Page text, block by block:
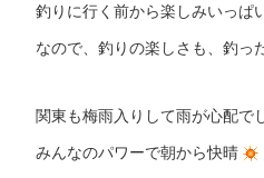
釣りに行く前から楽しみいっぱ
なので、釣りの楽しさも、釣っ
関東も梅雨入りして雨が心配で
みんなのパワーで朝から快晴